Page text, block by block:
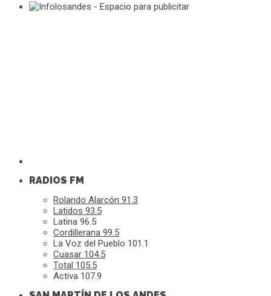
RADIOS FM
Rolando Alarcón 91.3
Latidos 93.5
Latina 96.5
Cordillerana 99.5
La Voz del Pueblo 101.1
Cuasar 104.5
Total 105.5
Activa 107.9